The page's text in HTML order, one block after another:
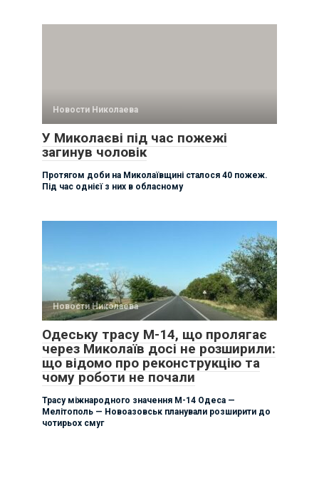
Новости Николаева
У Миколаєві під час пожежі
загинув чоловік
Протягом доби на Миколаївщині сталося 40 пожеж.
Під час однієї з них в обласному
Новости Николаева
Одеську трасу М-14, що пролягає
через Миколаїв досі не розширили:
що відомо про реконструкцію та
чому роботи не почали
Трасу міжнародного значення М-14 Одеса —
Мелітополь — Новоазовськ планували розширити до
чотирьох смуг